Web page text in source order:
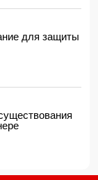
для защиты